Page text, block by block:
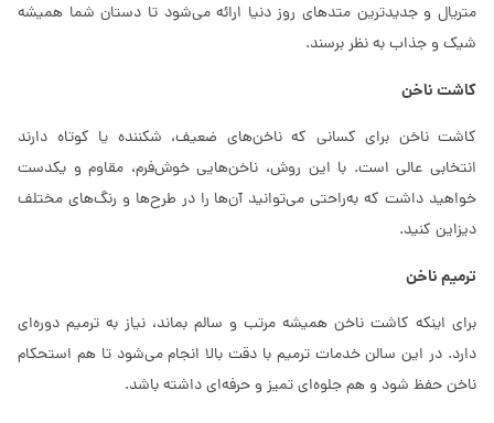
متریال و جدیدترین متدهای روز دنیا ارائه می‌شود تا دستان شما همیشه
شیک و جذاب به نظر برسند.
کاشت ناخن
کاشت ناخن برای کسانی که ناخن‌های ضعیف، شکننده یا کوتاه دارند
انتخابی عالی است. با این روش، ناخن‌هایی خوش‌فرم، مقاوم و یکدست
خواهید داشت که به‌راحتی می‌توانید آن‌ها را در طرح‌ها و رنگ‌های مختلف
دیزاین کنید.
ترمیم ناخن
برای اینکه کاشت ناخن همیشه مرتب و سالم بماند، نیاز به ترمیم دوره‌ای
دارد. در این سالن خدمات ترمیم با دقت بالا انجام می‌شود تا هم استحکام
ناخن حفظ شود و هم جلوه‌ای تمیز و حرفه‌ای داشته باشد.